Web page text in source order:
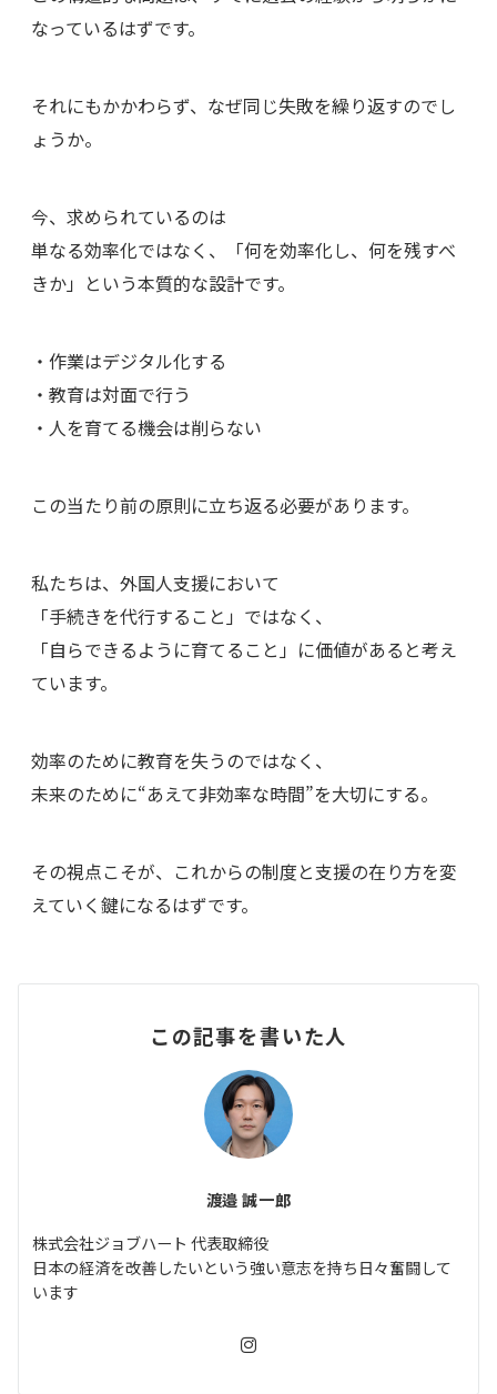
なっているはずです。
それにもかかわらず、なぜ同じ失敗を繰り返すのでし
ょうか。
今、求められているのは
単なる効率化ではなく、「何を効率化し、何を残すべ
きか」という本質的な設計です。
・作業はデジタル化する
・教育は対面で行う
・人を育てる機会は削らない
この当たり前の原則に立ち返る必要があります。
私たちは、外国人支援において
「手続きを代行すること」ではなく、
「自らできるように育てること」に価値があると考え
ています。
効率のために教育を失うのではなく、
未来のために“あえて非効率な時間”を大切にする。
その視点こそが、これからの制度と支援の在り方を変
えていく鍵になるはずです。
この記事を書いた人
渡邉 誠一郎
株式会社ジョブハート 代表取締役
日本の経済を改善したいという強い意志を持ち日々奮闘して
います